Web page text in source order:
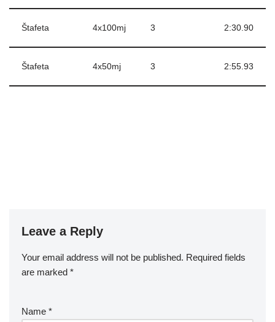
Štafeta 4x100mj 3 2:30.90
Štafeta 4x50mj 3 2:55.93
Leave a Reply
Your email address will not be published. Required fields
are marked *
Name *